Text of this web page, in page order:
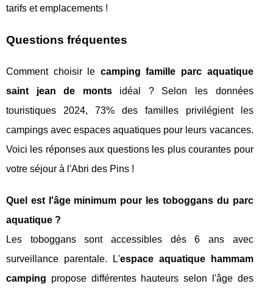
tarifs et emplacements !
Questions fréquentes
Comment choisir le camping famille parc aquatique
saint jean de montsidéal ? Selon les données
touristiques 2024, 73% des familles privilégient les
campings avec espaces aquatiques pour leurs vacances.
Voici les réponses aux questions les plus courantes pour
votre séjour à l'Abri des Pins !
Quel est l'âge minimum pour les toboggans du parc
aquatique ?
Les toboggans sont accessibles dès 6 ans avec
surveillance parentale. L'espace aquatique hammam
camping propose différentes hauteurs selon l'âge des